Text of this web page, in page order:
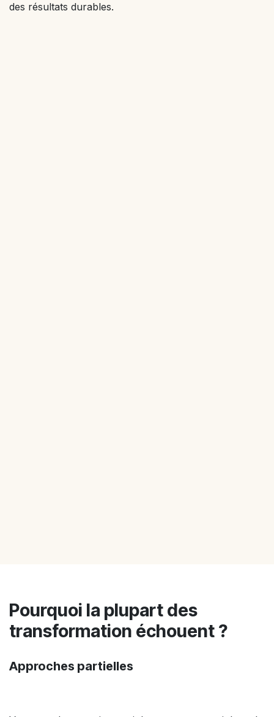
des résultats durables.
Pourquoi la plupart des
transformation échouent ?
Approches partielles